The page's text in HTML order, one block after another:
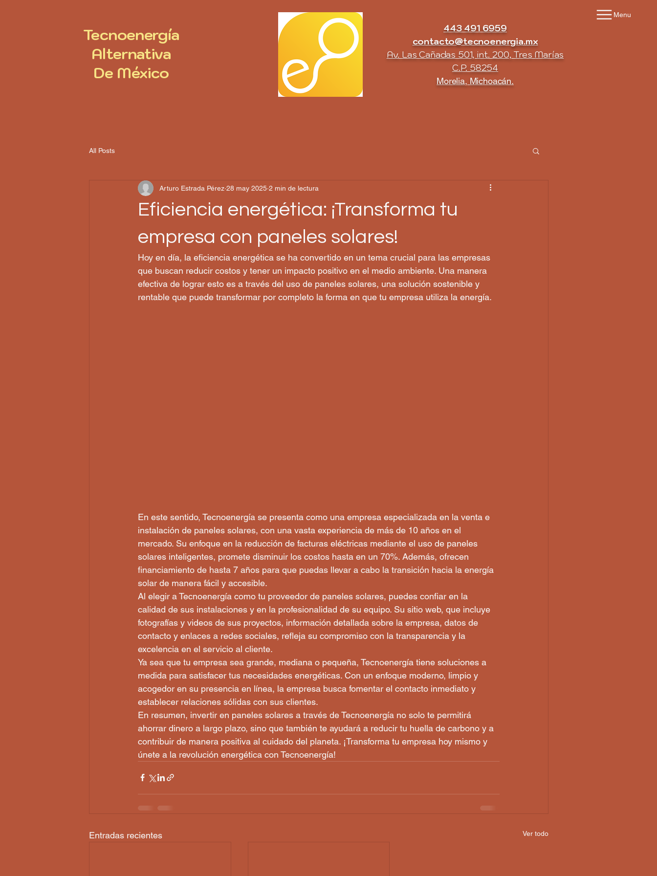
Tecnoenergía
Alternativa
De México
443 491 6959
contacto@tecnoenergia.mx
Av. Las Cañadas 501, int. 200, Tres Marías
C.P. 58254
Morelia, Michoacán.
Menu
All Posts
Eficiencia energética: ¡Transforma tu
empresa con paneles solares!
Arturo Estrada Pérez 28 may 2025 2 min de lectura
Hoy en día, la eficiencia energética se ha convertido en un tema crucial para las empresas
que buscan reducir costos y tener un impacto positivo en el medio ambiente. Una manera
efectiva de lograr esto es a través del uso de paneles solares, una solución sostenible y
rentable que puede transformar por completo la forma en que tu empresa utiliza la energía.
En este sentido, Tecnoenergía se presenta como una empresa especializada en la venta e
instalación de paneles solares, con una vasta experiencia de más de 10 años en el
mercado. Su enfoque en la reducción de facturas eléctricas mediante el uso de paneles
solares inteligentes, promete disminuir los costos hasta en un 70%. Además, ofrecen
financiamiento de hasta 7 años para que puedas llevar a cabo la transición hacia la energía
solar de manera fácil y accesible.
Al elegir a Tecnoenergía como tu proveedor de paneles solares, puedes confiar en la
calidad de sus instalaciones y en la profesionalidad de su equipo. Su sitio web, que incluye
fotografías y videos de sus proyectos, información detallada sobre la empresa, datos de
contacto y enlaces a redes sociales, refleja su compromiso con la transparencia y la
excelencia en el servicio al cliente.
Ya sea que tu empresa sea grande, mediana o pequeña, Tecnoenergía tiene soluciones a
medida para satisfacer tus necesidades energéticas. Con un enfoque moderno, limpio y
acogedor en su presencia en línea, la empresa busca fomentar el contacto inmediato y
establecer relaciones sólidas con sus clientes.
En resumen, invertir en paneles solares a través de Tecnoenergía no solo te permitirá
ahorrar dinero a largo plazo, sino que también te ayudará a reducir tu huella de carbono y a
contribuir de manera positiva al cuidado del planeta. ¡Transforma tu empresa hoy mismo y
únete a la revolución energética con Tecnoenergía!
Entradas recientes Ver todo